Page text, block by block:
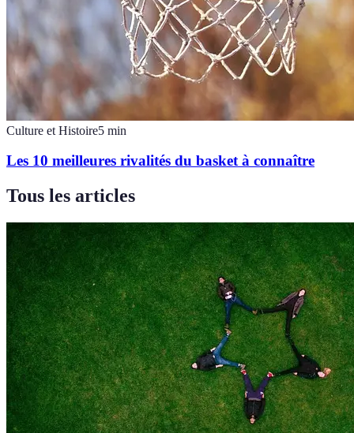
Culture et Histoire5 min
Les 10 meilleures rivalités du basket à connaître
Tous les articles